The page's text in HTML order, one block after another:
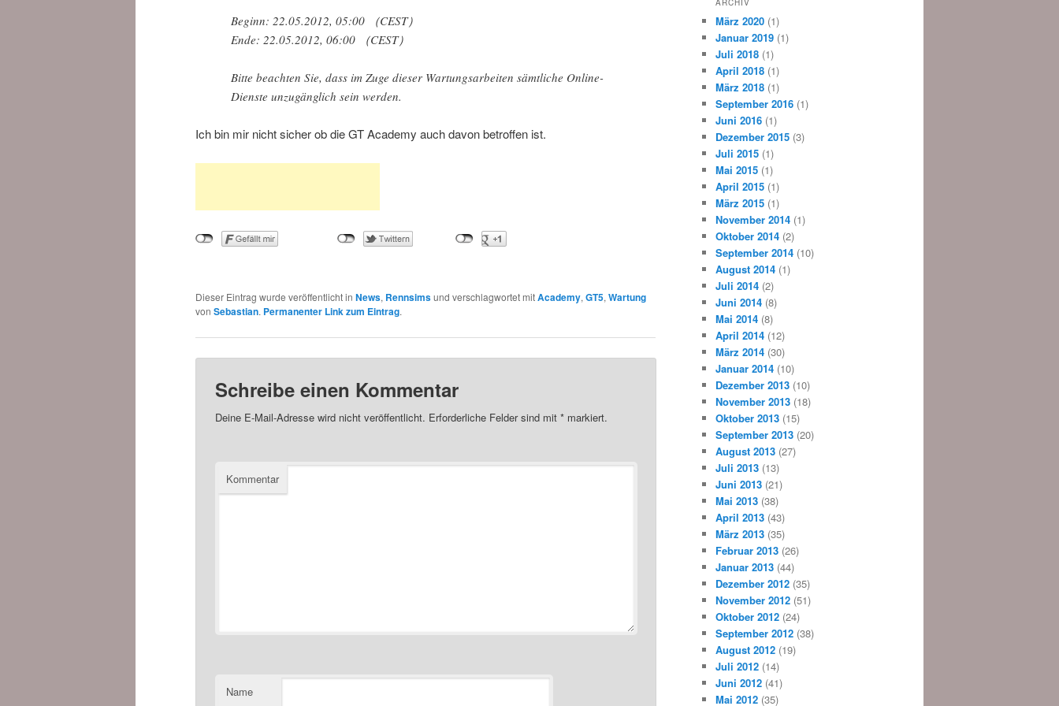
Beginn: 22.05.2012, 05:00 （CEST）
Ende: 22.05.2012, 06:00 （CEST）
Bitte beachten Sie, dass im Zuge dieser Wartungsarbeiten sämtliche Online-
Dienste unzugänglich sein werden.
Ich bin mir nicht sicher ob die GT Academy auch davon betroffen ist.
Dieser Eintrag wurde veröffentlicht in News, Rennsimsund verschlagwortet mitAcademy, GT5, Wartung
von Sebastian. Permanenter Link zum Eintrag.
Schreibe einen Kommentar
Deine E-Mail-Adresse wird nicht veröffentlicht. Erforderliche Felder sind mit* markiert.
Kommentar
Name
März 2020 (1)
Januar 2019 (1)
Juli 2018 (1)
April 2018 (1)
März 2018 (1)
September 2016 (1)
Juni 2016 (1)
Dezember 2015 (3)
Juli 2015 (1)
Mai 2015 (1)
April 2015 (1)
März 2015 (1)
November 2014 (1)
Oktober 2014 (2)
September 2014 (10)
August 2014 (1)
Juli 2014 (2)
Juni 2014 (8)
Mai 2014 (8)
April 2014 (12)
März 2014 (30)
Januar 2014 (10)
Dezember 2013 (10)
November 2013 (18)
Oktober 2013 (15)
September 2013 (20)
August 2013 (27)
Juli 2013 (13)
Juni 2013 (21)
Mai 2013 (38)
April 2013 (43)
März 2013 (35)
Februar 2013 (26)
Januar 2013 (44)
Dezember 2012 (35)
November 2012 (51)
Oktober 2012 (24)
September 2012 (38)
August 2012 (19)
Juli 2012 (14)
Juni 2012 (41)
Mai 2012 (35)